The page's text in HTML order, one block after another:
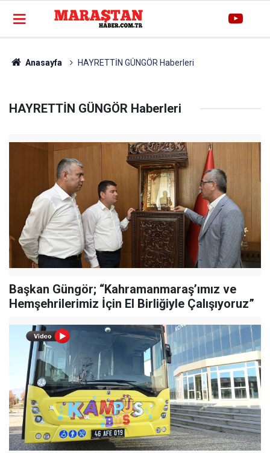
Anasayfa HAYRETTİN GÜNGÖR Haberleri
HAYRETTİN GÜNGÖR Haberleri
Başkan Güngör; “Kahramanmaraş’ımız ve
Hemşehrilerimiz İçin El Birliğiyle Çalışıyoruz”